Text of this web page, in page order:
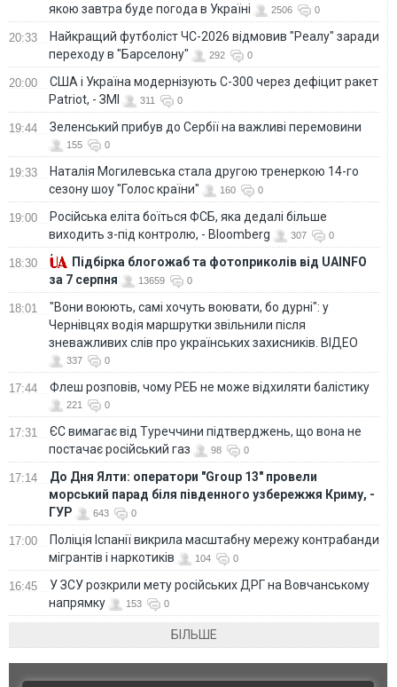
якою завтра буде погода в Україні
2506 0
20:33
Найкращий футболіст ЧС-2026 відмовив "Реалу" заради
переходу в "Барселону"
292 0
20:00
США і Україна модернізують С-300 через дефіцит ракет
Patriot, - ЗМІ
311 0
19:44 Зеленський прибув до Сербії на важливі перемовини
155 0
19:33
Наталія Могилевська стала другою тренеркою 14-го
сезону шоу "Голос країни"
160 0
19:00
Російська еліта боїться ФСБ, яка дедалі більше
виходить з-під контролю, - Bloomberg
307 0
18:30
Підбірка блогожаб та фотоприколів від UAINFO
за 7 серпня
13659 0
18:01
"Вони воюють, самі хочуть воювати, бо дурні": у
Чернівцях водія маршрутки звільнили після
зневажливих слів про українських захисників. ВІДЕО
337 0
17:44 Флеш розповів, чому РЕБ не може відхиляти балістику
221 0
17:31
ЄС вимагає від Туреччини підтверджень, що вона не
постачає російський газ
98 0
17:14
До Дня Ялти: оператори "Group 13" провели
морський парад біля південного узбережжя Криму, -
ГУР
643 0
17:00
Поліція Іспанії викрила масштабну мережу контрабанди
мігрантів і наркотиків
104 0
16:45
У ЗСУ розкрили мету російських ДРГ на Вовчанському
напрямку
153 0
БІЛЬШЕ